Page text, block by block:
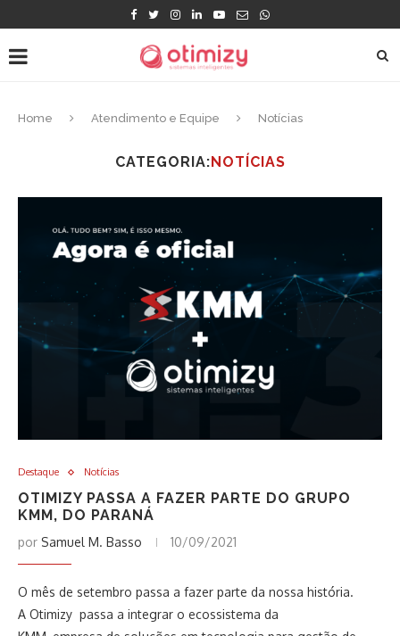
Home Atendimento e Equipe Notícias
CATEGORIA:NOTÍCIAS
Destaque Notícias
OTIMIZY PASSA A FAZER PARTE DO GRUPO
KMM, DO PARANÁ
por Samuel M. Basso 10/09/2021
O mês de setembro passa a fazer parte da nossa história.
A Otimizy passa a integrar o ecossistema da